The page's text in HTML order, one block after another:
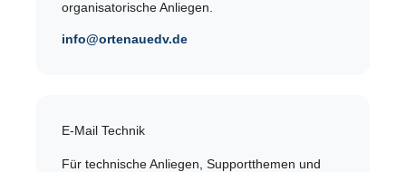
organisatorische Anliegen.
info@ortenauedv.de
E-Mail Technik
Für technische Anliegen, Supportthemen und